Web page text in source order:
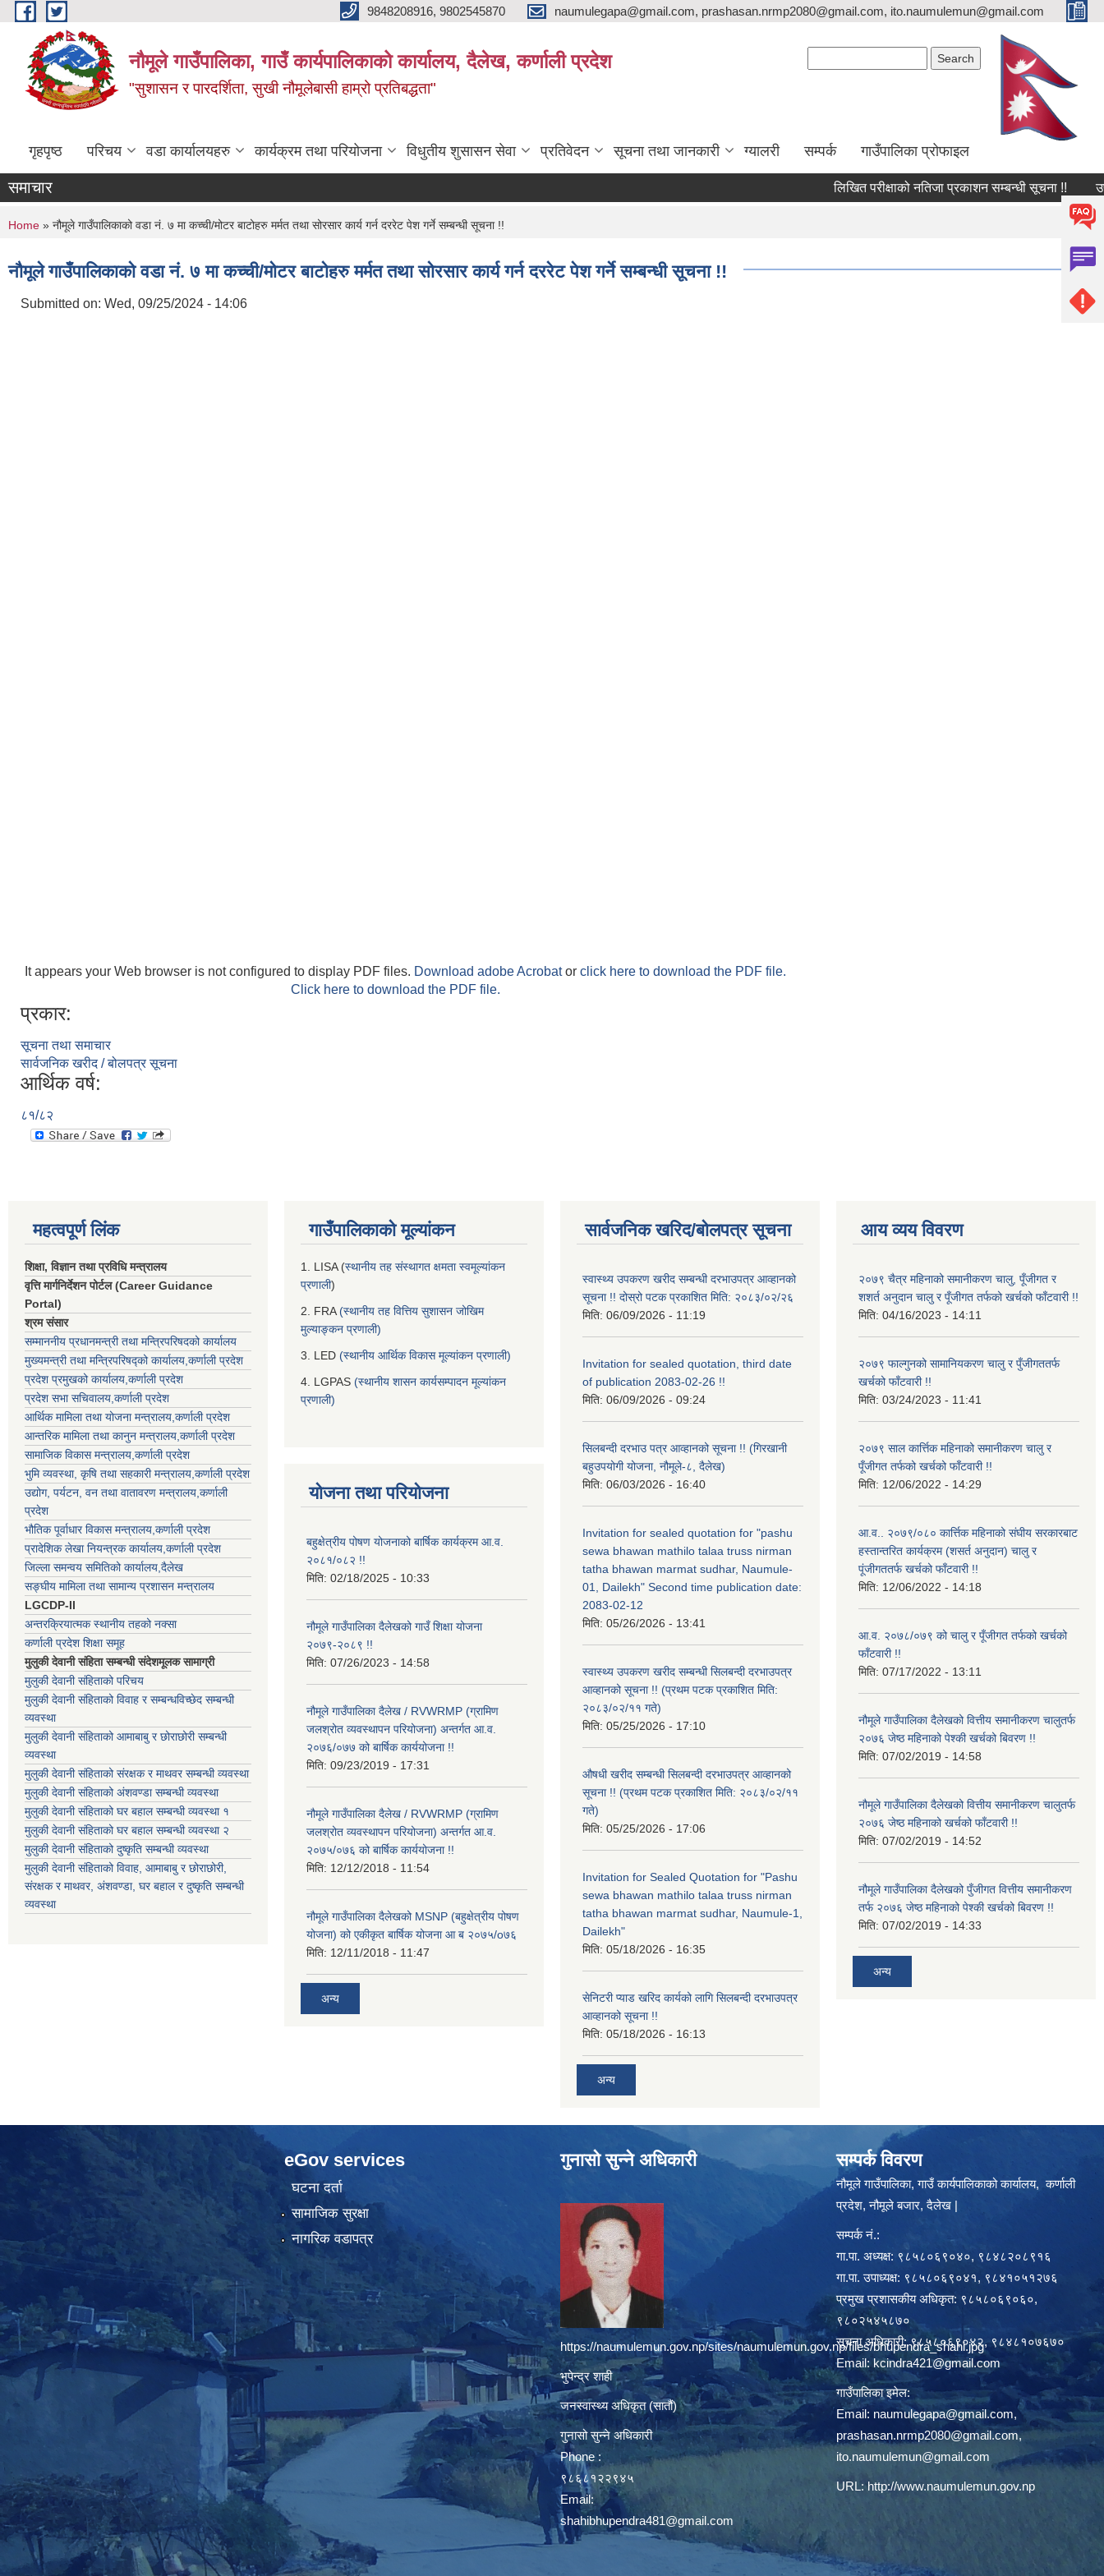
Skip to main content 9848208916, 9802545870 naumulegapa@gmail.com, prashasan.nrmp2080@gmail.com, ito.naumulemun@gmail.com
नौमूले गाउँपालिका, गाउँ कार्यपालिकाको कार्यालय, दैलेख, कर्णाली प्रदेश
"सुशासन र पारदर्शिता, सुखी नौमूलेबासी हाम्रो प्रतिबद्धता"
गृहपृष्ठ परिचय वडा कार्यालयहरु कार्यक्रम तथा परियोजना विधुतीय शुसासन सेवा प्रतिवेदन सूचना तथा जानकारी ग्यालरी सम्पर्क गाउँपालिका प्रोफाइल
समाचार लिखित परीक्षाको नतिजा प्रकाशन सम्बन्धी सूचना !! उपस्थित
You are here
Home » नौमूले गाउँपालिकाको वडा नं. ७ मा कच्ची/मोटर बाटोहरु मर्मत तथा सोरसार कार्य गर्न दररेट पेश गर्ने सम्बन्धी सूचना !!
नौमूले गाउँपालिकाको वडा नं. ७ मा कच्ची/मोटर बाटोहरु मर्मत तथा सोरसार कार्य गर्न दररेट पेश गर्ने सम्बन्धी सूचना !!
Submitted on: Wed, 09/25/2024 - 14:06
It appears your Web browser is not configured to display PDF files. Download adobe Acrobator click here to download the PDF file.
Click here to download the PDF file.
प्रकार:
सूचना तथा समाचार
सार्वजनिक खरीद / बोलपत्र सूचना
आर्थिक वर्ष:
८१/८२
महत्वपूर्ण लिंक
शिक्षा, विज्ञान तथा प्रविधि मन्त्रालय
वृत्ति मार्गनिर्देशन पोर्टल (Career Guidance
Portal)
श्रम संसार
सम्माननीय प्रधानमन्त्री तथा मन्त्रिपरिषद‌को कार्यालय
मुख्यमन्त्री तथा मन्त्रिपरिषद्को कार्यालय,कर्णाली प्रदेश
प्रदेश प्रमुखको कार्यालय,कर्णाली प्रदेश
प्रदेश सभा सचिवालय,कर्णाली प्रदेश
आर्थिक मामिला तथा योजना मन्त्रालय,कर्णाली प्रदेश
आन्तरिक मामिला तथा कानुन मन्त्रालय,कर्णाली प्रदेश
सामाजिक विकास मन्त्रालय,कर्णाली प्रदेश
भुमि व्यवस्था, कृषि तथा सहकारी मन्त्रालय,कर्णाली प्रदेश
उद्योग, पर्यटन, वन तथा वातावरण मन्त्रालय,कर्णाली
प्रदेश
भौतिक पूर्वाधार विकास मन्त्रालय,कर्णाली प्रदेश
प्रादेशिक लेखा नियन्त्रक कार्यालय,कर्णाली प्रदेश
जिल्ला समन्वय समितिको कार्यालय,दैलेख
सङ्घीय मामिला तथा सामान्य प्रशासन मन्त्रालय
LGCDP-II
अन्तरक्रियात्मक स्थानीय तहको नक्सा
कर्णाली प्रदेश शिक्षा समूह
मुलुकी देवानी संहिता सम्बन्धी संदेशमूलक सामाग्री
मुलुकी देवानी संहिताको परिचय
मुलुकी देवानी संहिताको विवाह र सम्बन्धविच्छेद सम्बन्धी
व्यवस्था
मुलुकी देवानी संहिताको आमाबाबु र छोराछोरी सम्बन्धी
व्यवस्था
मुलुकी देवानी संहिताको संरक्षक र माथवर सम्बन्धी व्यवस्था
मुलुकी देवानी संहिताको अंशवण्डा सम्बन्धी व्यवस्था
मुलुकी देवानी संहिताको घर बहाल सम्बन्धी व्यवस्था १
मुलुकी देवानी संहिताको घर बहाल सम्बन्धी व्यवस्था २
मुलुकी देवानी संहिताको दुष्कृति सम्बन्धी व्यवस्था
मुलुकी देवानी संहिताको विवाह, आमाबाबु र छोराछोरी,
संरक्षक र माथवर, अंशवण्डा, घर बहाल र दुष्कृति सम्बन्धी
व्यवस्था
गाउँपालिकाको मूल्यांकन
1. LISA (स्थानीय तह संस्थागत क्षमता स्वमूल्यांकन
प्रणाली)
2. FRA (स्थानीय तह वित्तिय सुशासन जोखिम
मुल्याङ्कन प्रणाली)
3. LED (स्थानीय आर्थिक विकास मूल्यांकन प्रणाली)
4. LGPAS (स्थानीय शासन कार्यसम्पादन मूल्यांकन
प्रणाली)
योजना तथा परियोजना
बहुक्षेत्रीय पोषण योजनाको बार्षिक कार्यक्रम आ.व.
२०८१/०८२ !!
मिति: 02/18/2025 - 10:33
नौमूले गाउँपालिका दैलेखको गाउँ शिक्षा योजना
२०७९-२०८९ !!
मिति: 07/26/2023 - 14:58
नौमूले गाउँपालिका दैलेख / RVWRMP (ग्रामिण
जलश्रोत व्यवस्थापन परियोजना) अन्तर्गत आ.व.
२०७६/०७७ को बार्षिक कार्ययोजना !!
मिति: 09/23/2019 - 17:31
नौमूले गाउँपालिका दैलेख / RVWRMP (ग्रामिण
जलश्रोत व्यवस्थापन परियोजना) अन्तर्गत आ.व.
२०७५/०७६ को बार्षिक कार्ययोजना !!
मिति: 12/12/2018 - 11:54
नौमूले गाउँपालिका दैलेखको MSNP (बहुक्षेत्रीय पोषण
योजना) को एकीकृत बार्षिक योजना आ ब २०७५/o७६
मिति: 12/11/2018 - 11:47
अन्य
सार्वजनिक खरिद/बोलपत्र सूचना
स्वास्थ्य उपकरण खरीद सम्बन्धी दरभाउपत्र आव्हानको
सूचना !! दोस्रो पटक प्रकाशित मिति: २०८३/०२/२६
मिति: 06/09/2026 - 11:19
Invitation for sealed quotation, third date
of publication 2083-02-26 !!
मिति: 06/09/2026 - 09:24
सिलबन्दी दरभाउ पत्र आव्हानको सूचना !! (गिरखानी
बहुउपयोगी योजना, नौमूले-८, दैलेख)
मिति: 06/03/2026 - 16:40
Invitation for sealed quotation for "pashu
sewa bhawan mathilo talaa truss nirman
tatha bhawan marmat sudhar, Naumule-
01, Dailekh" Second time publication date:
2083-02-12
मिति: 05/26/2026 - 13:41
स्वास्थ्य उपकरण खरीद सम्बन्धी सिलबन्दी दरभाउपत्र
आव्हानको सूचना !! (प्रथम पटक प्रकाशित मिति:
२०८३/०२/११ गते)
मिति: 05/25/2026 - 17:10
औषधी खरीद सम्बन्धी सिलबन्दी दरभाउपत्र आव्हानको
सूचना !! (प्रथम पटक प्रकाशित मिति: २०८३/०२/११
गते)
मिति: 05/25/2026 - 17:06
Invitation for Sealed Quotation for "Pashu
sewa bhawan mathilo talaa truss nirman
tatha bhawan marmat sudhar, Naumule-1,
Dailekh"
मिति: 05/18/2026 - 16:35
सेनिटरी प्याड खरिद कार्यको लागि सिलबन्दी दरभाउपत्र
आव्हानको सूचना !!
मिति: 05/18/2026 - 16:13
अन्य
आय व्यय विवरण
२०७९ चैत्र महिनाको समानीकरण चालु, पूँजीगत र
शशर्त अनुदान चालु र पूँजीगत तर्फको खर्चको फाँटवारी !!
मिति: 04/16/2023 - 14:11
२०७९ फाल्गुनको सामानियकरण चालु र पुँजीगततर्फ
खर्चको फाँटवारी !!
मिति: 03/24/2023 - 11:41
२०७९ साल कार्त्तिक महिनाको समानीकरण चालु र
पूँजीगत तर्फको खर्चको फाँटवारी !!
मिति: 12/06/2022 - 14:29
आ.व.. २०७९/०८० कार्त्तिक महिनाको संघीय सरकारबाट
हस्तान्तरित कार्यक्रम (शसर्त अनुदान) चालु र
पूंजीगततर्फ खर्चको फाँटवारी !!
मिति: 12/06/2022 - 14:18
आ.व. २०७८/०७९ को चालु र पूँजीगत तर्फको खर्चको
फाँटवारी !!
मिति: 07/17/2022 - 13:11
नौमूले गाउँपालिका दैलेखको वित्तीय समानीकरण चालुतर्फ
२०७६ जेष्ठ महिनाको पेश्की खर्चको बिवरण !!
मिति: 07/02/2019 - 14:58
नौमूले गाउँपालिका दैलेखको वित्तीय समानीकरण चालुतर्फ
२०७६ जेष्ठ महिनाको खर्चको फाँटवारी !!
मिति: 07/02/2019 - 14:52
नौमूले गाउँपालिका दैलेखको पुँजीगत वित्तीय समानीकरण
तर्फ २०७६ जेष्ठ महिनाको पेश्की खर्चको बिवरण !!
मिति: 07/02/2019 - 14:33
अन्य
eGov services
घटना दर्ता
सामाजिक सुरक्षा
नागरिक वडापत्र
गुनासो सुन्ने अधिकारी
https://naumulemun.gov.np/sites/naumulemun.gov.np/files/bhupendra_shahi.jpg
भुपेन्द्र शाही
जनस्वास्थ्य अधिकृत (सातौं)
गुनासो सुन्ने अधिकारी
Phone :
९८६८१२२९४५
Email:
shahibhupendra481@gmail.com
सम्पर्क विवरण
नौमूले गाउँपालिका, गाउँ कार्यपालिकाको कार्यालय, कर्णाली
प्रदेश, नौमूले बजार, दैलेख |
सम्पर्क नं.:
गा.पा. अध्यक्ष: ९८५८०६९०४०, ९८४८२०८९१६
गा.पा. उपाध्यक्ष: ९८५८०६९०४१, ९८४१०५१२७६
प्रमुख प्रशासकीय अधिकृत: ९८५८०६९०६०,
९८०२५४५८७०
सूचना अधिकारी: ९८५८०६९०४२, ९८४८१०७६७०
Email:kcindra421@gmail.com
गाउँपालिका इमेल:
Email: naumulegapa@gmail.com,
prashasan.nrmp2080@gmail.com,
ito.naumulemun@gmail.com
URL:http://www.naumulemun.gov.np